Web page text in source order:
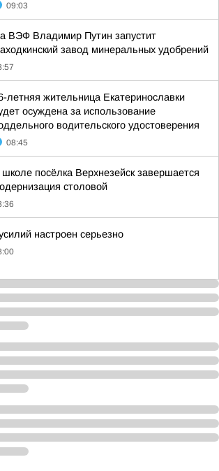
09:03
ВЭФ Владимир Путин запустит
завод минеральных удобрений
летняя жительница Екатеринославки
осуждена за использование
водительского удостоверения
08:45
посёлка Верхнезейск завершается
столовой
настроен серьезно